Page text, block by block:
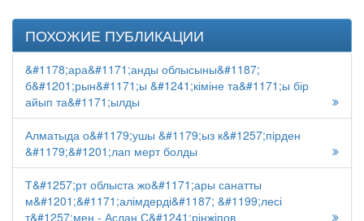
ПОХОЖИЕ ПУБЛИКАЦИИ
&#1178;ара&#1171;анды облысыны&#1187;
б&#1201;рын&#1171;ы &#1241;кіміне та&#1171;ы бір
айып та&#1171;ылды
Алматыда о&#1179;ушы &#1179;ыз к&#1257;пірден
&#1179;&#1201;лап мерт болды
Т&#1257;рт облыста жо&#1171;ары санатты
м&#1201;&#1171;алімдерді&#1187; &#1199;лесі
т&#1257;мен - Аслан С&#1241;рінжіпов